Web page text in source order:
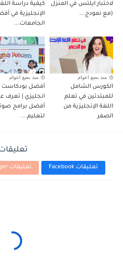
لاختبار ايلتس في المنزل
(مع نمودج...
كيفية دراسة
الإنجليزية في
الجامعات...
منذ بضع اعوام
الكورس الشامل
للمبتدئين في تعلم
اللغة الإنجليزية من
الصفر
منذ بضع اعوام
أفضل بودكاست
انجليزي | تعرف
أفضل برامج
لتعليم...
تعليقات Facebook تعليقات Blogger